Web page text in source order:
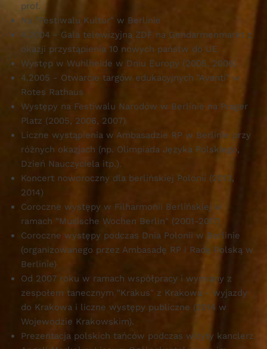
prof.
Na "Festiwalu Kultur" w Berlinie
4.2004 - Gala telewizyjna ZDF na Gendarmenmarkt z
okazji przystąpienia 10 nowych państw do UE
Występ w Wuhlheide w Dniu Europy (2005, 2006)
4.2005 - Otwarcie targów edukacyjnych "Avanti" w
Rotes Rathaus
Występy na Festiwalu Narodów w Berlinie na Prager
Platz (2005, 2006, 2007)
Liczne wystąpienia w Ambasadzie RP w Berlinie przy
różnych okazjach (np. Olimpiada Języka Polskiego,
Dzień Nauczyciela itp.).
Koncert noworoczny dla berlińskiej Polonii (2013,
2014)
Coroczne występy w Filharmonii Berlińskiej w
ramach "Musische Wochen Berlin" (2001-2017)
Coroczne występy podczas Dnia Polonii w Berlinie
(organizowanego przez Ambasadę RP i Radę Polską w
Berlinie)
Od 2007 roku w ramach współpracy i wymiany z
zespołem tanecznym "Krakus" z Krakowa - wyjazdy
do Krakowa i liczne występy publiczne (2014 w
Wojewodzie Krakowskim).
Prezentacja polskich tańców podczas wizyty kanclerz